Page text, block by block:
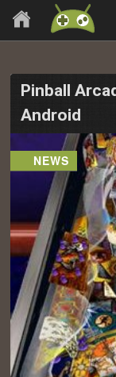
Pinball
Android
NEWS